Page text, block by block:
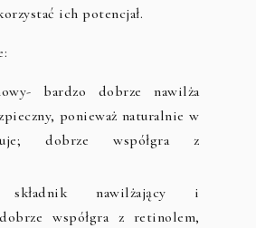
ich potencjał.
bardzo dobrze nawilża
ponieważ naturalnie w
dobrze współgra z
składnik nawilżający i
współgra z retinolem,